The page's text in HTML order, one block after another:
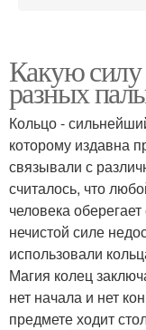
Какую силу
разных
Кольцо -
которому издавна
связывали с
считалось, что
человека
нечистой силе
использовали
Магия колец
нет начала и нет
предмете ходит